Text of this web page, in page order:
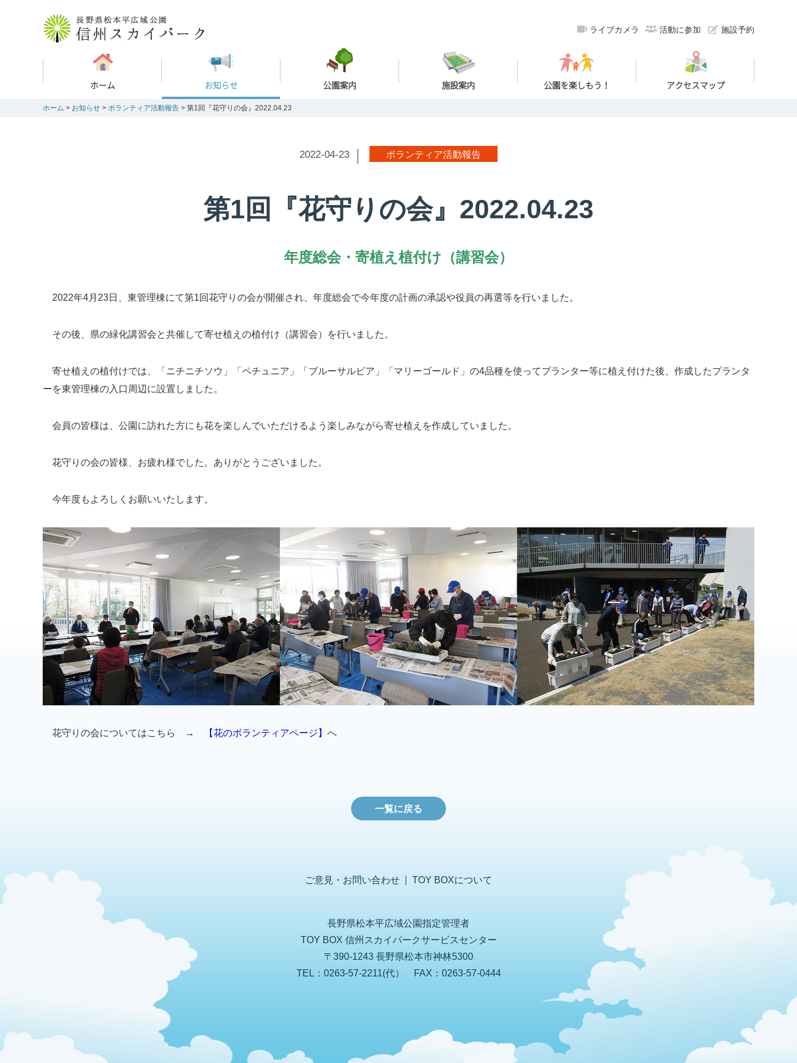
ホーム お知らせ 公園案内 施設案内 公園を楽しもう！ アクセスマップ
ライブカメラ 活動に参加 施設予約
ホーム > お知らせ > ボランティア活動報告 > 第1回『花守りの会』2022.04.23
2022-04-23 ボランティア活動報告
第1回『花守りの会』2022.04.23
年度総会・寄植え植付け（講習会）
2022年4月 23日、東管理棟にて第1回花守りの会が開催され、年度総会で今年度の計画の承認や役員の再選等を行いました。
その後、県の緑化講習会と共催して寄せ植えの植付け（講習会）を行いました。
寄せ植えの植付けでは、「ニチニチソウ」「ペチュニア」「ブルーサルビア」「マリーゴールド」の4品種を使ってプランター等に植え付けた後、作成したプランタ
ーを東管理棟の入口周辺に設置しました。
会員の皆様は、公園に訪れた方にも花を楽しんでいただけるよう楽しみながら寄せ植えを作成していました。
花守りの会の皆様、お疲れ様でした。ありがとうございました。
今年度もよろしくお願いいたします。
花守りの会についてはこちら → 【花のボランティアページ】 へ
一覧に戻る
ご意見・お問い合わせ TOY BOXについて
長野県松本平広域公園指定管理者
TOY BOX 信州スカイパークサービスセンター
〒390-1243 長野県松本市神林5300
TEL：0263-57-2211(代） FAX：0263-57-0444